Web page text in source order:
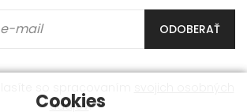
ODOBERAŤ
údajov.
Cookies